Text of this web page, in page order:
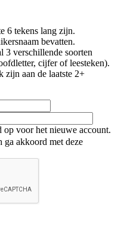
6 tekens lang zijn.
bevatten.
3 verschillende soorten
cijfer of leesteken).
zijn aan de laatste 2+
voor het nieuwe account.
ga akkoord met deze